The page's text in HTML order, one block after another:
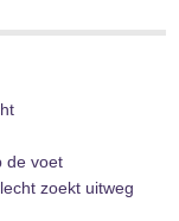
de voet
zoekt uitweg